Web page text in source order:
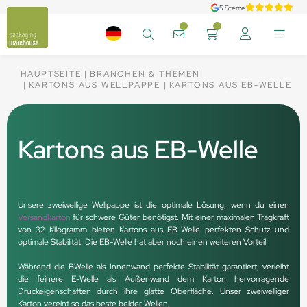
5 Sterne
HAUPTSEITE
BRANCHEN & THEMEN
KARTONS AUS WELLPAPPE
KARTONS AUS EB-WELLE
Kartons aus EB-Welle
Unsere zweiwellige Wellpappe ist die optimale Lösung, wenn du einen
Versandkarton für schwere Güter benötigst. Mit einer maximalen Tragkraft
von 32 Kilogramm bieten Kartons aus EB-Welle perfekten Schutz und
optimale Stabilität. Die EB-Welle hat aber noch einen weiteren Vorteil:
Während die BWelle als Innenwand perfekte Stabilität garantiert, verleiht
die feinere E-Welle als Außenwand dem Karton hervorragende
Druckeigenschaften durch ihre glatte Oberfläche. Unser zweiwelliger
Karton vereint so das beste beider Wellen.